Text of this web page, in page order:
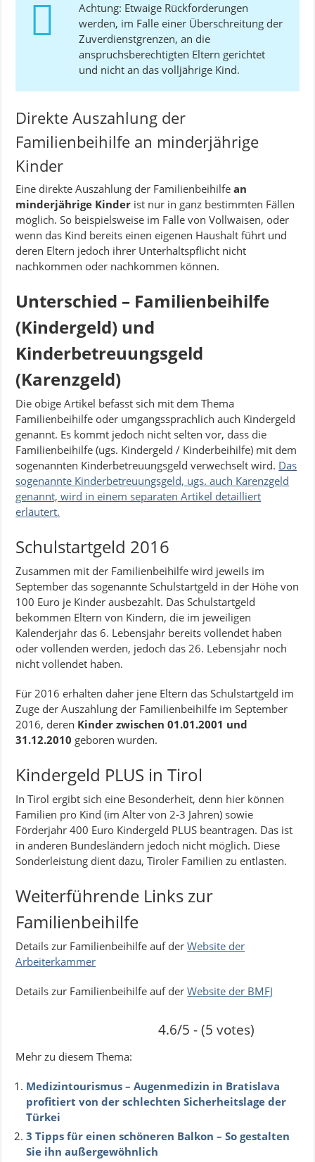
Achtung: Etwaige Rückforderungen
werden, im Falle einer Überschreitung der
Zuverdienstgrenzen, an die
anspruchsberechtigten Eltern gerichtet
und nicht an das volljährige Kind.
Direkte Auszahlung der
Familienbeihilfe an minderjährige
Kinder
Eine direkte Auszahlung der Familienbeihilfean
minderjährige Kinder ist nur in ganz bestimmten Fällen
möglich. So beispielsweise im Falle von Vollwaisen, oder
wenn das Kind bereits einen eigenen Haushalt führt und
deren Eltern jedoch ihrer Unterhaltspflicht nicht
nachkommen oder nachkommen können.
Unterschied – Familienbeihilfe
(Kindergeld) und
Kinderbetreuungsgeld
(Karenzgeld)
Die obige Artikel befasst sich mit dem Thema
Familienbeihilfe oder umgangssprachlich auch Kindergeld
genannt. Es kommt jedoch nicht selten vor, dass die
Familienbeihilfe (ugs. Kindergeld / Kinderbeihilfe) mit dem
sogenannten Kinderbetreuungsgeld verwechselt wird. Das
sogenannte Kinderbetreuungsgeld, ugs. auch Karenzgeld
genannt, wird in einem separaten Artikel detailliert
erläutert.
Schulstartgeld 2016
Zusammen mit der Familienbeihilfe wird jeweils im
September das sogenannte Schulstartgeld in der Höhe von
100 Euro je Kinder ausbezahlt. Das Schulstartgeld
bekommen Eltern von Kindern, die im jeweiligen
Kalenderjahr das 6. Lebensjahr bereits vollendet haben
oder vollenden werden, jedoch das 26. Lebensjahr noch
nicht vollendet haben.
Für 2016 erhalten daher jene Eltern das Schulstartgeld im
Zuge der Auszahlung der Familienbeihilfe im September
2016, deren Kinder zwischen 01.01.2001 und
31.12.2010 geboren wurden.
Kindergeld PLUS in Tirol
In Tirol ergibt sich eine Besonderheit, denn hier können
Familien pro Kind (im Alter von 2-3 Jahren) sowie
Förderjahr 400 Euro Kindergeld PLUS beantragen. Das ist
in anderen Bundesländern jedoch nicht möglich. Diese
Sonderleistung dient dazu, Tiroler Familien zu entlasten.
Weiterführende Links zur
Familienbeihilfe
Details zur Familienbeihilfe auf derWebsite der
Arbeiterkammer
Details zur Familienbeihilfe auf derWebsite der BMFJ
4.6/5 - (5 votes)
Mehr zu diesem Thema:
Medizintourismus – Augenmedizin in Bratislava
profitiert von der schlechten Sicherheitslage der
Türkei
3 Tipps für einen schöneren Balkon – So gestalten
Sie ihn außergewöhnlich